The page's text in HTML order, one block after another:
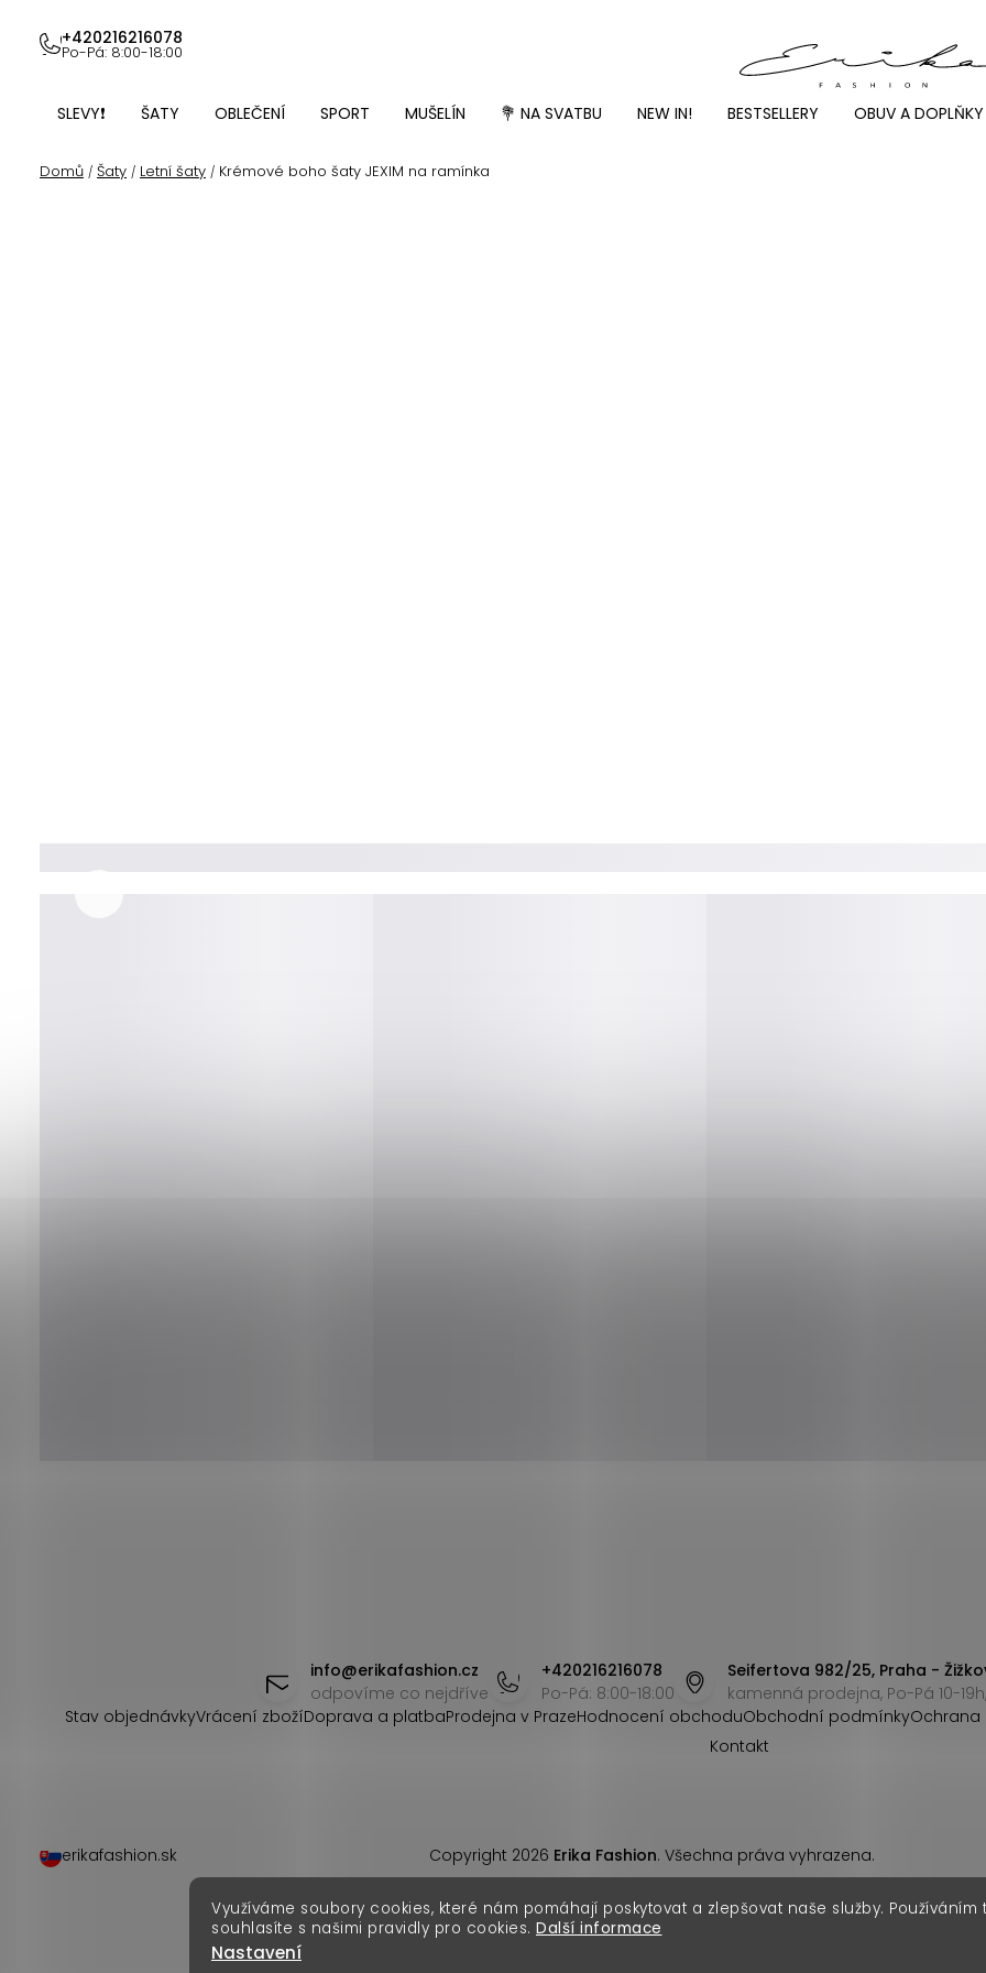
Využíváme soubory cookies, které nám pomáhají poskytovat a zlepšovat naše služby.
souhlasíte s našimi pravidly pro cookies. Další informace
Nastavení
obsah
+420216216078
Po-Pá: 8:00-18:00
SLEVY❗ ŠATY OBLEČENÍ SPORT MUŠELÍN 💐 NA SVATBU NEW IN! BESTSELLERY OBUV A DOPLŇKY
Domů / Šaty / Letní šaty / Krémové boho šaty JEXIM na ramínka
info@erikafashion.cz
odpovíme co nejdříve
+420216216078
Po-Pá: 8:00-18:00
Seifertova 982/25, Praha -
kamenná prodejna, Po-Pá 10-
Stav objednávkyVrácení zbožíDoprava a platbaProdejna v PrazeHodnocení obchoduObchodní podmínkyOchrana
Kontakt
Copyright 2026 Erika Fashion. Všechna práva vyhrazena.
erikafashion.sk